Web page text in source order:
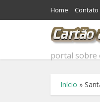
Home Contato
portal sobre
Início »